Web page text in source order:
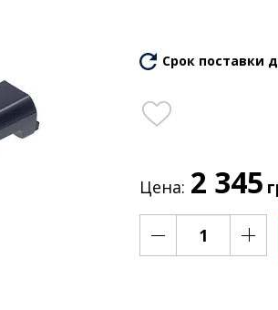
Срок поставки
Цена: 2 345